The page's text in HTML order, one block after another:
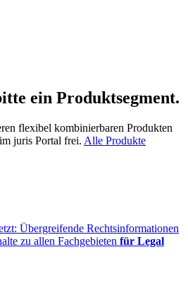
ein Produktsegment.
flexibel kombinierbaren Produkten
juris Portal frei. Alle Produkte
Übergreifende Rechtsinformationen
zu allen Fachgebieten für Legal